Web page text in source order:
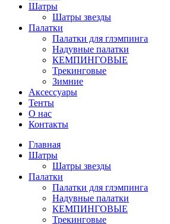
Шатры
Шатры звезды
Палатки
Палатки для глэмпинга
Надувные палатки
КЕМПИНГОВЫЕ
Трекинговые
Зимние
Аксессуары
Тенты
О нас
Контакты
Главная
Шатры
Шатры звезды
Палатки
Палатки для глэмпинга
Надувные палатки
КЕМПИНГОВЫЕ
Трекинговые